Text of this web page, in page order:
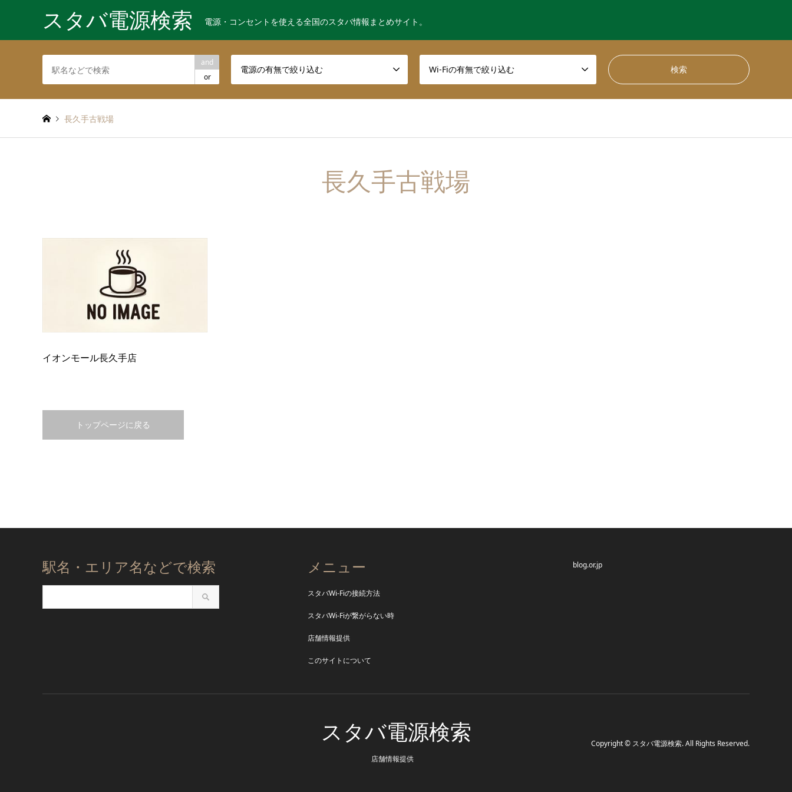
スタバ電源検索 電源・コンセントを使える全国のスタバ情報まとめサイト。
and
or
電源の有無で絞り込む Wi-Fiの有無で絞り込む
長久手古戦場
長久手古戦場
イオンモール長久手店
トップページに戻る
駅名・エリア名などで検索 メニュー
スタバWi-Fiの接続方法
スタバWi-Fiが繋がらない時
店舗情報提供
このサイトについて
blog.or.jp
スタバ電源検索
店舗情報提供
Copyright© スタバ電源検索. All Rights Reserved.